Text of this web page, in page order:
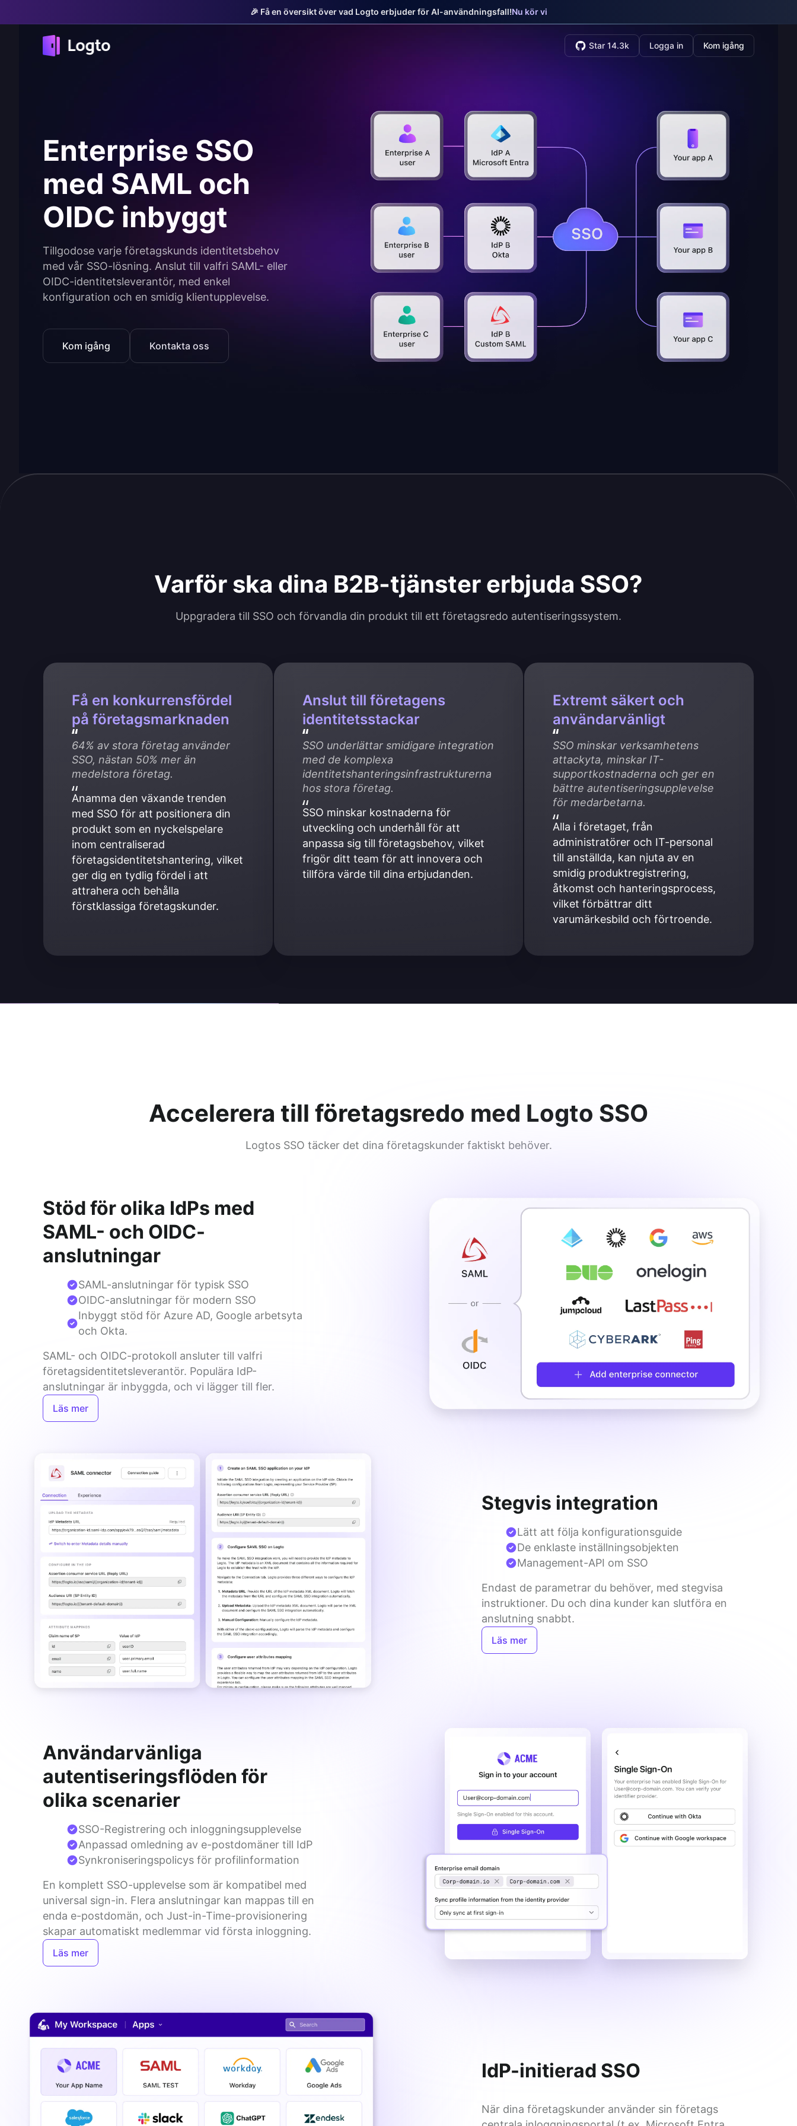
🎉 Få en översikt över vad Logto erbjuder för AI-användningsfall!Nu kör vi
Star 14.3k Logga in Kom igång
Enterprise SSO
med SAML och
OIDC inbyggt
Tillgodose varje företagskunds identitetsbehov
med vår SSO-lösning. Anslut till valfri SAML- eller
OIDC-identitetsleverantör, med enkel
konfiguration och en smidig klientupplevelse.
Kom igång Kontakta oss
Varför ska dina B2B-tjänster erbjuda SSO?
Uppgradera till SSO och förvandla din produkt till ett företagsredo autentiseringssystem.
Få en konkurrensfördel
på företagsmarknaden
64% av stora företag använder
SSO, nästan 50% mer än
medelstora företag.
Anamma den växande trenden
med SSO för att positionera din
produkt som en nyckelspelare
inom centraliserad
företagsidentitetshantering, vilket
ger dig en tydlig fördel i att
attrahera och behålla
förstklassiga företagskunder.
Anslut till företagens
identitetsstackar
SSO underlättar smidigare integration
med de komplexa
identitetshanteringsinfrastrukturerna
hos stora företag.
SSO minskar kostnaderna för
utveckling och underhåll för att
anpassa sig till företagsbehov, vilket
frigör ditt team för att innovera och
tillföra värde till dina erbjudanden.
Extremt säkert och
användarvänligt
SSO minskar verksamhetens
attackyta, minskar IT-
supportkostnaderna och ger en
bättre autentiseringsupplevelse
för medarbetarna.
Alla i företaget, från
administratörer och IT-personal
till anställda, kan njuta av en
smidig produktregistrering,
åtkomst och hanteringsprocess,
vilket förbättrar ditt
varumärkesbild och förtroende.
Accelerera till företagsredo med Logto SSO
Logtos SSO täcker det dina företagskunder faktiskt behöver.
Stöd för olika IdPs med
SAML- och OIDC-
anslutningar
SAML- och OIDC-protokoll ansluter till valfri
företagsidentitetsleverantör. Populära IdP-
anslutningar är inbyggda, och vi lägger till fler.
SAML-anslutningar för typisk SSO
OIDC-anslutningar för modern SSO
Inbyggt stöd för Azure AD, Google arbetsyta
och Okta.
Läs mer
Stegvis integration
Endast de parametrar du behöver, med stegvisa
instruktioner. Du och dina kunder kan slutföra en
anslutning snabbt.
Lätt att följa konfigurationsguide
De enklaste inställningsobjekten
Management-API om SSO
Läs mer
Användarvänliga
autentiseringsflöden för
olika scenarier
En komplett SSO-upplevelse som är kompatibel med
universal sign-in. Flera anslutningar kan mappas till en
enda e-postdomän, och Just-in-Time-provisionering
skapar automatiskt medlemmar vid första inloggning.
SSO-Registrering och inloggningsupplevelse
Anpassad omledning av e-postdomäner till IdP
Synkroniseringspolicys för profilinformation
Läs mer
IdP-initierad SSO
När dina företagskunder använder sin företags